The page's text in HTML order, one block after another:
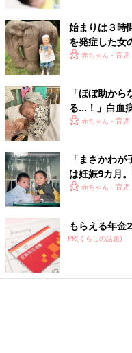
治療が行われることがあり
薬の副作用をできる
の治療を行う
ステロイド剤や抗がん剤は
い薬ですが、非常に強力
の薬と副作用について解説
「ステロイド剤」とは？
ステロイド剤は、人の副腎
イドホルモンを基礎にして
血病の治療において、ス
ます。
「ステロイド剤」の副作
ステロイド剤を長期に投
始まりは３時
を発症した女
赤ちゃん・育児
「ほぼ助か
る…！」白血
のママ＆パパ
赤ちゃん・育児
「まさかわ
は妊娠9カ月
赤ちゃん・育児
もらえる年金
PR(くらしの話題)